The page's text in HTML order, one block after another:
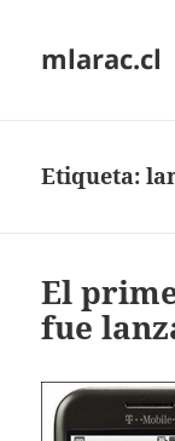
mlarac.cl
Etiqueta:
El
fue